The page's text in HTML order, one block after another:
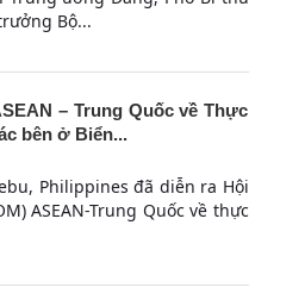
Bộ...
– Trung Quốc về Thực
bên ở Biển...
Philippines đã diễn ra Hội
ASEAN-Trung Quốc về thực